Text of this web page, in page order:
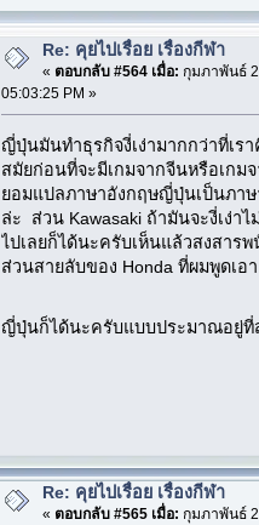
Re: คุยไปเรื่อย เรื่องกีฬา
« ตอบกลับ #564 เมื่อ: กุมภาพันธ์
05:03:25 PM »
ญี่ปุ่นมันทำธุรกิจงี่เง่ามากกว่าที่เ
สมัยก่อนที่จะมีเกมจากจีนหรือเก
ยอมแปลภาษาอังกฤษญี่ปุ่นเป็นภา
ล่ะ ส่วน Kawasaki ถ้ามันจะงี่เง่า
ไปเลยก็ได้นะครับเห็นแล้วสงสา
ส่วนสายลับของ Honda ที่ผมพูดเ
ญี่ปุ่นก็ได้นะครับแบบประมาณอยู่
Re: คุยไปเรื่อย เรื่องกีฬา
« ตอบกลับ #565 เมื่อ: กุมภาพันธ์